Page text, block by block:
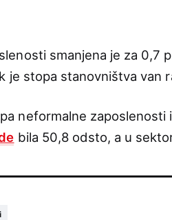
smanjena je za 0,7
je stopa stanovništva van
neformalne
bila 50,8 odsto, a u